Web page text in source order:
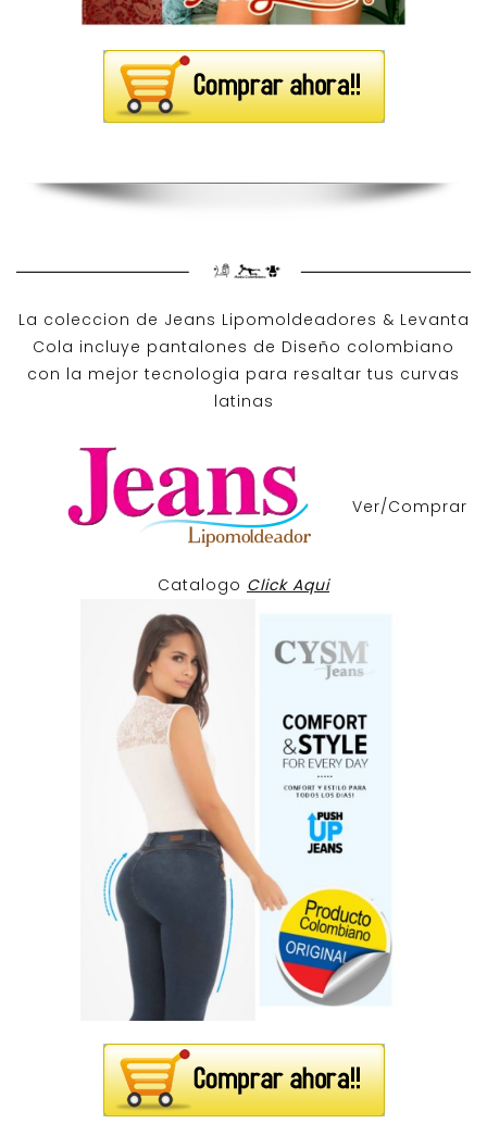
La coleccion de Jeans Lipomoldeadores & Levanta
Cola incluye pantalones de Diseño colombiano
con la mejor tecnologia para resaltar tus curvas
latinas
Ver/Comprar
Catalogo Click Aqui